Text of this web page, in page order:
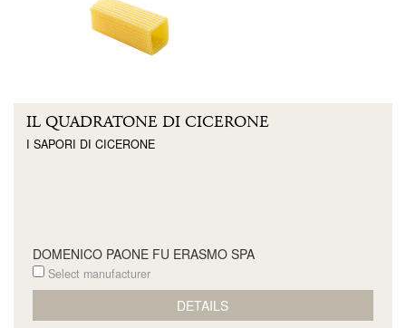
IL QUADRATONE DI CICERONE
I SAPORI DI CICERONE
DOMENICO PAONE FU ERASMO SPA
Select manufacturer
DETAILS